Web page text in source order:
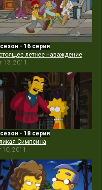
- 16 серия
летнее наваждение
13, 2011
- 18 серия
Симпсина
10, 2011